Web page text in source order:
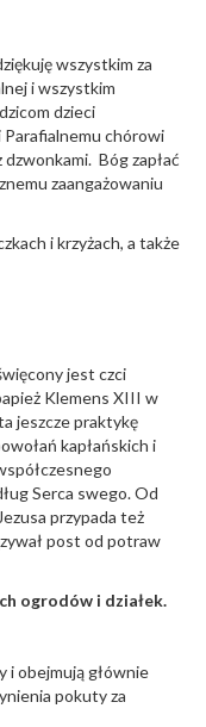
wszystkim za
i wszystkim
dzieci
Parafialnemu chórowi
Bóg zapłać
zaangażowaniu
i krzyżach, a także
jest czci
Klemens XIII w
jeszcze praktykę
kapłańskich i
Serca swego. Od
przypada też
post od potraw
ogrodów i działek.
i obejmują głównie
pokuty za